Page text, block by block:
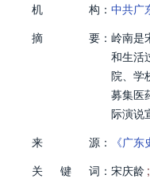
机
构： 中共广
摘
要： 岭南是
和生活
院、学
募集医
际演说
来 源： 《广东
关
键 词： 宋庆龄 ;